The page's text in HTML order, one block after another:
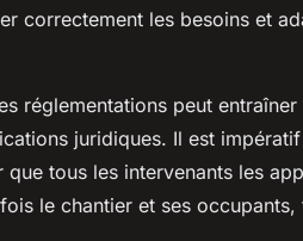
correctement les besoins et
réglementations peut entraîner
juridiques. Il est
tous les intervenants les
le chantier et ses occupants,